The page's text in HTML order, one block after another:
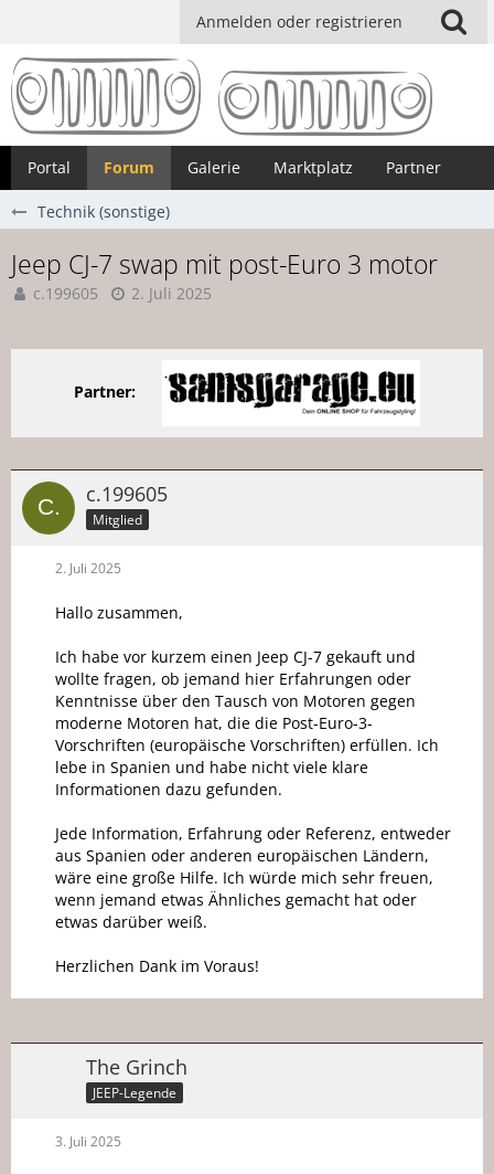
Anmelden oder registrieren
Portal Forum Galerie Marktplatz Partner
Technik (sonstige)
Jeep CJ-7 swap mit post-Euro 3 motor
c.199605 2. Juli 2025
Partner:
c.199605
Mitglied
2. Juli 2025
Hallo zusammen,
Ich habe vor kurzem einen Jeep CJ-7 gekauft und
wollte fragen, ob jemand hier Erfahrungen oder
Kenntnisse über den Tausch von Motoren gegen
moderne Motoren hat, die die Post-Euro-3-
Vorschriften (europäische Vorschriften) erfüllen. Ich
lebe in Spanien und habe nicht viele klare
Informationen dazu gefunden.
Jede Information, Erfahrung oder Referenz, entweder
aus Spanien oder anderen europäischen Ländern,
wäre eine große Hilfe. Ich würde mich sehr freuen,
wenn jemand etwas Ähnliches gemacht hat oder
etwas darüber weiß.
Herzlichen Dank im Voraus!
The Grinch
JEEP-Legende
3. Juli 2025